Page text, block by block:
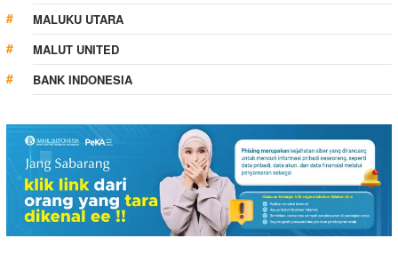
MALUKU UTARA
MALUT UNITED
BANK INDONESIA